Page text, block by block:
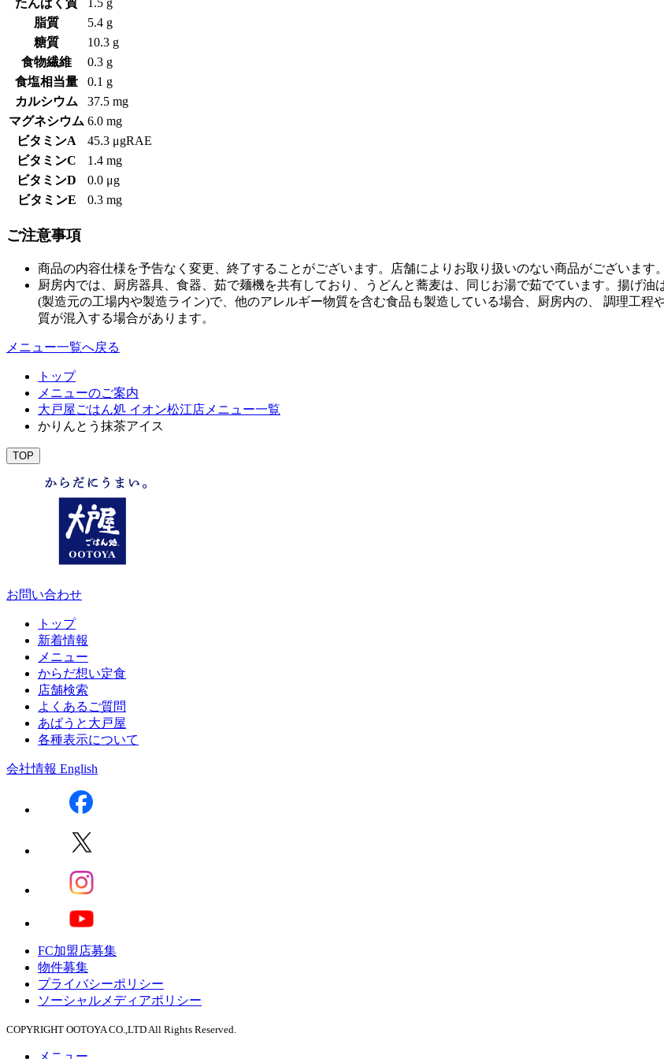
脂質
5.4 g
糖質
10.3 g
食物繊維
0.3 g
食塩相当量
0.1 g
カルシウム
37.5 mg
マグネシウム 6.0 mg
ビタミンA
45.3 μgRAE
ビタミンC
1.4 mg
ビタミンD
0.0 μg
ビタミンE
0.3 mg
ご注意事項
商品の内容仕様を予告なく変更、終了することがございます。店舗によりお取り扱いのない商品がございます。
厨房内では、厨房器具、食器、茹で麺機を共有しており、うどんと蕎麦は、同じお湯で茹でています。揚げ
(製造元の工場内や製造ライン)で、他のアレルギー物質を含む食品も製造している場合、厨房内の、 調理工
質が混入する場合があります。
メニュー一覧へ戻る
トップ
メニューのご案内
大戸屋ごはん処 イオン松江店メニュー一覧
かりんとう抹茶アイス
TOP
お問い合わせ
トップ
新着情報
メニュー
からだ想い定食
店舗検索
よくあるご質問
あばうと大戸屋
各種表示について
会社情報 English
FC加盟店募集
物件募集
プライバシーポリシー
ソーシャルメディアポリシー
COPYRIGHT OOTOYA CO.,LTD All Rights Reserved.
メニュー